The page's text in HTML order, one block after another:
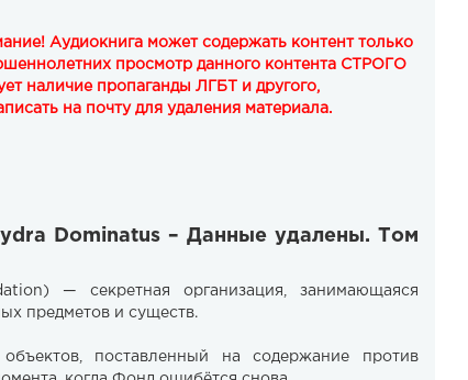
Аудиокнига может содержать контент только
просмотр данного контента СТРОГО
наличие пропаганды ЛГБТ и другого,
на почту для удаления материала.
Dominatus – Данные удалены. Том
— секретная организация, занимающаяся
предметов и существ.
поставленный на содержание против